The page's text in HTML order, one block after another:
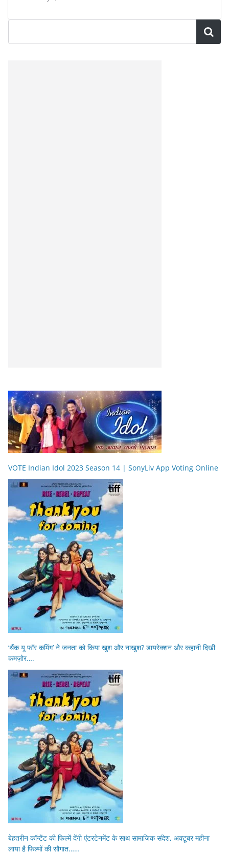
VOTE Indian Idol 2023 Season 14 | SonyLiv App Voting Online
‘थैंक यू फॉर कमिंग’ ने जनता को किया खुश और नाखुश? डायरेक्शन और कहानी दिखी
कमज़ोर….
बेहतरीन कॉन्टेंट की फिल्में देंगी एंटरटेनमेंट के साथ सामाजिक संदेश, अक्टूबर महीना
लाया है फिल्मों की सौगात……